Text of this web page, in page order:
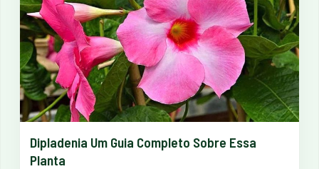
Dipladenia Um Guia Completo Sobre Essa
Planta